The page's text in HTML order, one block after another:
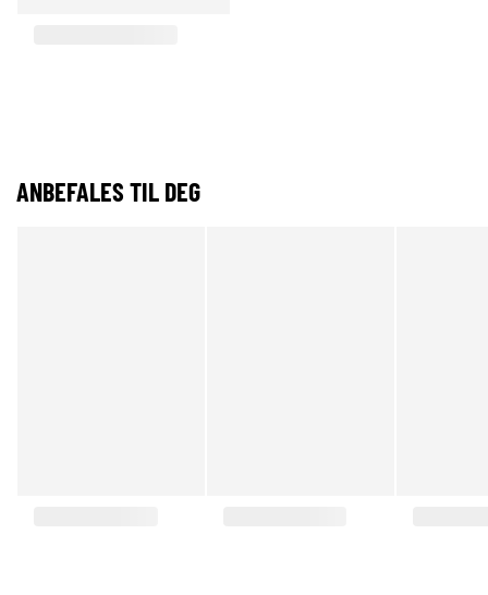
ANBEFALES TIL DEG